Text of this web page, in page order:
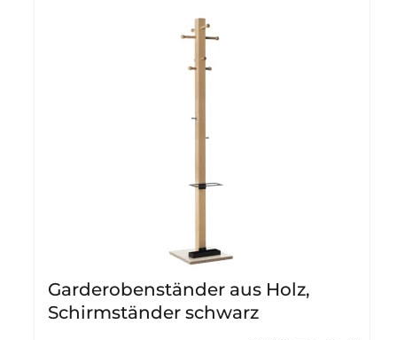
Garderobenständer aus Holz,
Schirmständer schwarz